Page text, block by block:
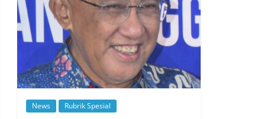
News Rubrik Spesial